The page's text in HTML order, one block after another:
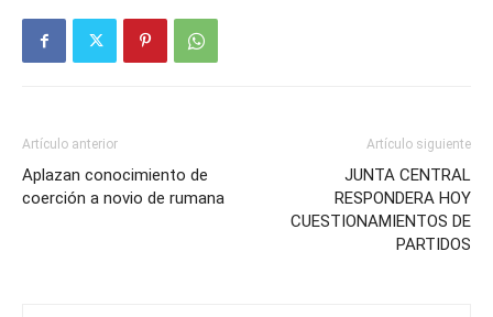
Artículo anterior
Aplazan conocimiento de
coerción a novio de rumana
Artículo siguiente
JUNTA CENTRAL
RESPONDERA HOY
CUESTIONAMIENTOS DE
PARTIDOS